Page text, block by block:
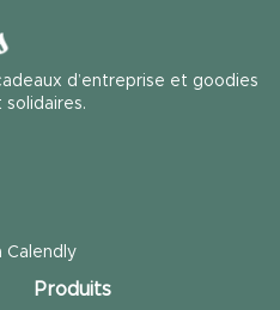
d’entreprise et goodies
Calendly
Produits